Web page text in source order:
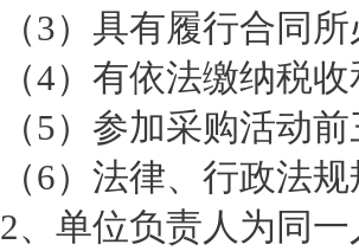
（3）具有履行合同
（4）有依法缴纳税
（5）参加采购活动
（6）法律、行政法
2、单位负责人为同